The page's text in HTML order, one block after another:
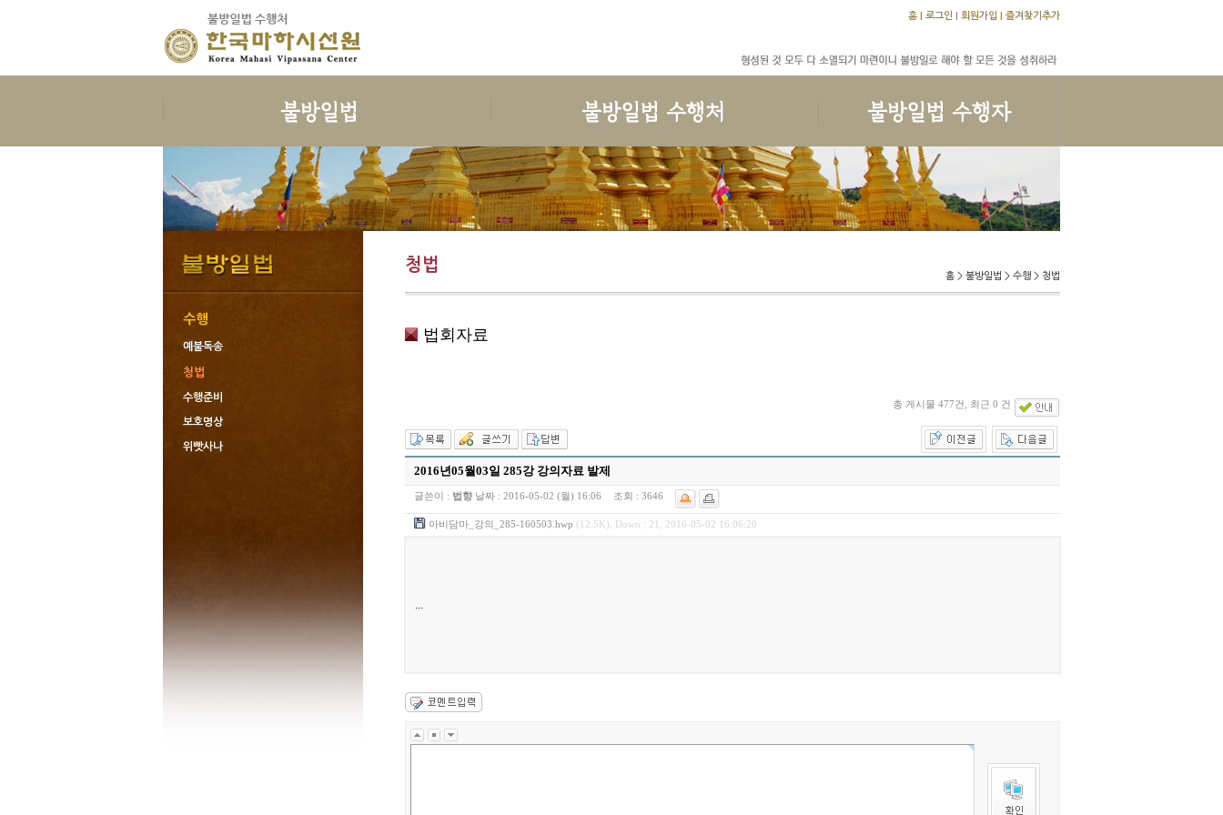
홈 로그인 회원가입 즐겨찾기추가
보시의 정의
보시의 이익
보시의 대상
보시의 청정
보시관련법문
지계
삼귀의
삼보공덕
불자예절
수행
예불독송
청법
보호명상
위빳사나
한국마하시선원
인사말
연혁
오시는 길
선원일정
공지사항
월간일정
후원안내
보시안내
권선공지
교학문답
수행문답
앨범
수행
예불독송
청법
수행준비
보호명상
위빳사나
청법
홈 > 불방일법 > 수행 > 청법
법회자료
총 게시물 477건, 최근 0 건
2016년05월03일 285강 강의자료 발제
글쓴이 : 법향 날짜 : 2016-05-02 (월) 16:06 조회 : 3646
아비담마_강의_285-160503.hwp (12.5K), Down : 21, 2016-05-02 16:06:20
...